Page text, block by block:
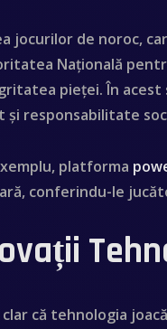
jocurilor de noroc,
Națională
pieței. În acest
și responsabilitate
platforma
conferindu-le
clar că tehnologia